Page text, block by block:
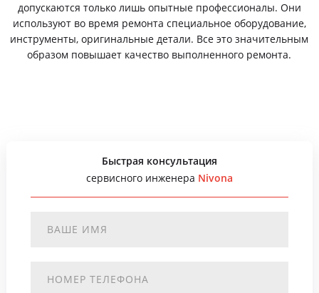
допускаются только лишь опытные профессионалы. Они
используют во время ремонта специальное оборудование,
инструменты, оригинальные детали. Все это значительным
образом повышает качество выполненного ремонта.
Быстрая консультация
сервисного инженера Nivona